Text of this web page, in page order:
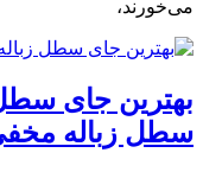
می‌خورند،
بهترین جای
سطل زباله